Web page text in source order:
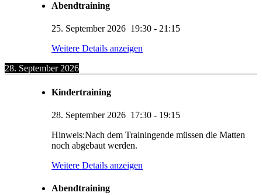
Abendtraining
25. September 2026 19:30 - 21:15
Weitere Details anzeigen
28. September 2026
Kindertraining
28. September 2026 17:30 - 19:15
Hinweis:Nach dem Trainingende müssen die Matten
noch abgebaut werden.
Weitere Details anzeigen
Abendtraining